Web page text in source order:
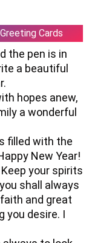
Cards
the pen is in
a beautiful
hopes anew,
a wonderful
filled with the
New Year!
your spirits
shall always
and great
you desire. I